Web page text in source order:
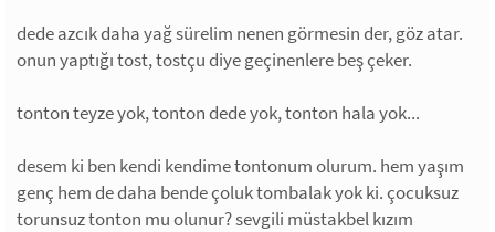
dede azcık daha yağ sürelim nenen görmesin der, göz atar.
onun yaptığı tost, tostçu diye geçinenlere beş çeker.
tonton teyze yok, tonton dede yok, tonton hala yok...
desem ki ben kendi kendime tontonum olurum. hem yaşım
genç hem de daha bende çoluk tombalak yok ki. çocuksuz
torunsuz tonton mu olunur? sevgili müstakbel kızım